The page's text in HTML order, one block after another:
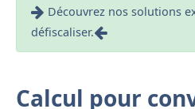
Découvrez nos solutions
défiscaliser.
Calcul pour